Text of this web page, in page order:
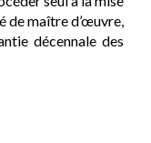
de maître d’œuvre,
décennale des